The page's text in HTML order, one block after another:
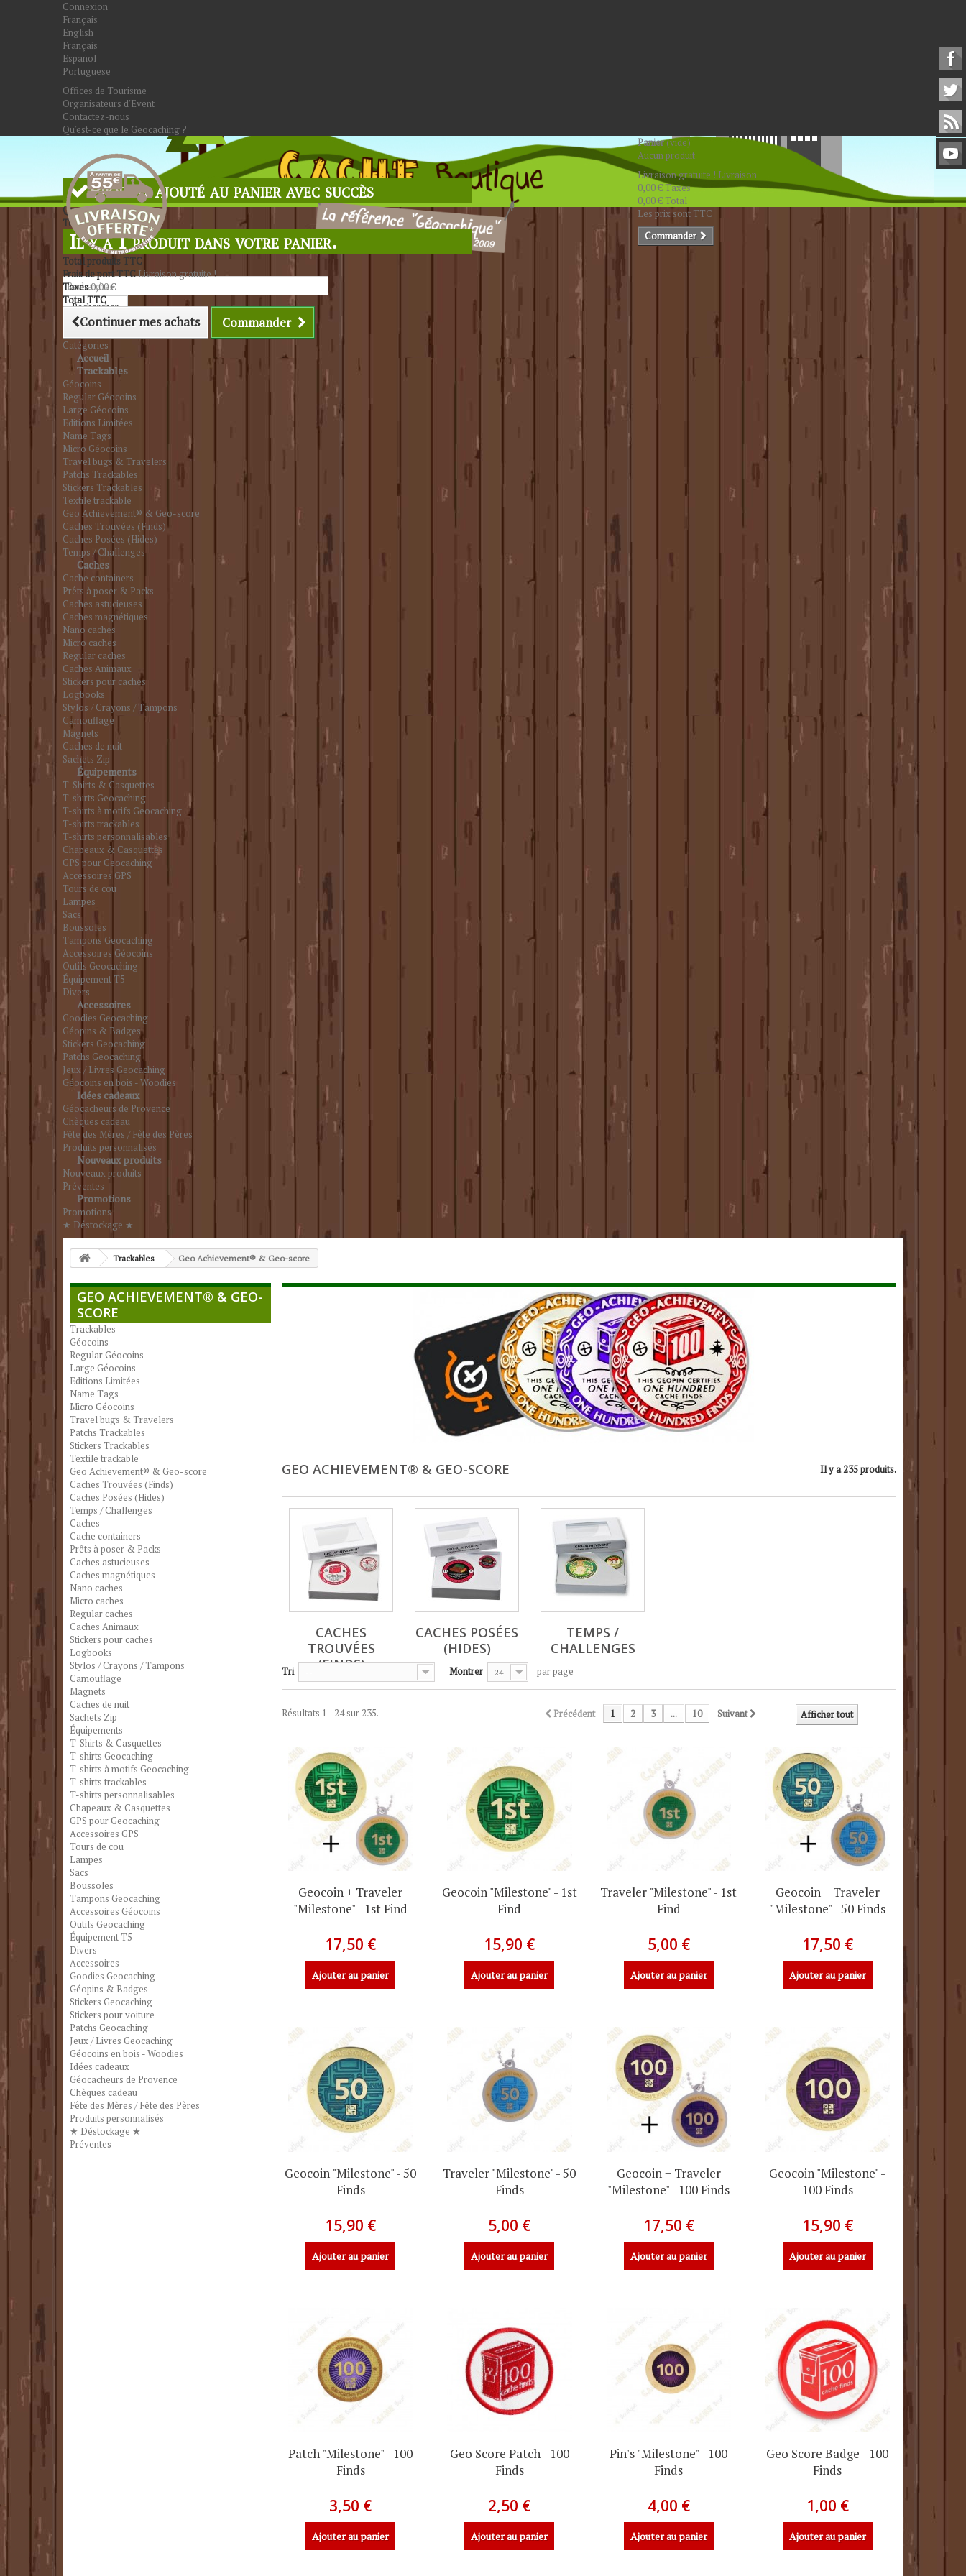
Connexion
Français
English
Français
Español
Portuguese
Offices de Tourisme
Organisateurs d'Event
Contactez-nous
Qu'est-ce que le Geocaching ?
Rechercher
Panier(vide)
Aucun produit
Livraison gratuite ! Livraison
0,00 €Taxes
0,00 € Total
Les prix sont TTC
Commander
Produit ajouté au panier avec succès
Quantité
Total
Il y a 1 produit dans votre panier.
Total produits TTC
Frais de port TTCLivraison gratuite !
Taxes0,00 €
Total TTC
Continuer mes achats Commander
Catégories
Accueil
Trackables
Géocoins
Regular Géocoins
Large Géocoins
Editions Limitées
Name Tags
Micro Géocoins
Travel bugs & Travelers
Patchs Trackables
Stickers Trackables
Textile trackable
Geo Achievement® & Geo-score
Caches Trouvées (Finds)
Caches Posées (Hides)
Temps / Challenges
Caches
Cache containers
Prêts à poser & Packs
Caches astucieuses
Caches magnétiques
Nano caches
Micro caches
Regular caches
Caches Animaux
Stickers pour caches
Logbooks
Stylos / Crayons / Tampons
Camouflage
Magnets
Caches de nuit
Sachets Zip
Équipements
T-Shirts & Casquettes
T-shirts Geocaching
T-shirts à motifs Geocaching
T-shirts trackables
T-shirts personnalisables
Chapeaux & Casquettes
GPS pour Geocaching
Accessoires GPS
Tours de cou
Lampes
Sacs
Boussoles
Tampons Geocaching
Accessoires Géocoins
Outils Geocaching
Équipement T5
Divers
Accessoires
Goodies Geocaching
Géopins & Badges
Stickers Geocaching
Patchs Geocaching
Jeux / Livres Geocaching
Géocoins en bois - Woodies
Idées cadeaux
Géocacheurs de Provence
Chèques cadeau
Fête des Mères / Fête des Pères
Produits personnalisés
Nouveaux produits
Nouveaux produits
Préventes
Promotions
Promotions
★ Déstockage ★
Trackables Geo Achievement® & Geo-score
GEO ACHIEVEMENT® & GEO-
SCORE
Trackables
Géocoins
Regular Géocoins
Large Géocoins
Editions Limitées
Name Tags
Micro Géocoins
Travel bugs & Travelers
Patchs Trackables
Stickers Trackables
Textile trackable
Geo Achievement® & Geo-score
Caches Trouvées (Finds)
Caches Posées (Hides)
Temps / Challenges
Caches
Cache containers
Prêts à poser & Packs
Caches astucieuses
Caches magnétiques
Nano caches
Micro caches
Regular caches
Caches Animaux
Stickers pour caches
Logbooks
Stylos / Crayons / Tampons
Camouflage
Magnets
Caches de nuit
Sachets Zip
Équipements
T-Shirts & Casquettes
T-shirts Geocaching
T-shirts à motifs Geocaching
T-shirts trackables
T-shirts personnalisables
Chapeaux & Casquettes
GPS pour Geocaching
Accessoires GPS
Tours de cou
Lampes
Sacs
Boussoles
Tampons Geocaching
Accessoires Géocoins
Outils Geocaching
Équipement T5
Divers
Accessoires
Goodies Geocaching
Géopins & Badges
Stickers Geocaching
Stickers pour voiture
Patchs Geocaching
Jeux / Livres Geocaching
Géocoins en bois - Woodies
Idées cadeaux
Géocacheurs de Provence
Chèques cadeau
Fête des Mères / Fête des Pères
Produits personnalisés
★ Déstockage ★
Préventes
GEO ACHIEVEMENT® & GEO-SCORE Il y a 235 produits.
CACHES
TROUVÉES
(FINDS)
CACHES POSÉES
(HIDES)
TEMPS /
CHALLENGES
Tri -- Montrer 24 par page
Afficher tout
Précédent 1 2 3 ... 10 Suivant
Résultats 1 - 24 sur 235.
Geocoin + Traveler
"Milestone" - 1st Find
17,50 €
Ajouter au panier
Geocoin "Milestone" - 1st
Find
15,90 €
Ajouter au panier
Traveler "Milestone" - 1st
Find
5,00 €
Ajouter au panier
Geocoin + Traveler
"Milestone" - 50 Finds
17,50 €
Ajouter au panier
Geocoin "Milestone" - 50
Finds
15,90 €
Ajouter au panier
Traveler "Milestone" - 50
Finds
5,00 €
Ajouter au panier
Geocoin + Traveler
"Milestone" - 100 Finds
17,50 €
Ajouter au panier
Geocoin "Milestone" -
100 Finds
15,90 €
Ajouter au panier
Patch "Milestone" - 100
Finds
3,50 €
Ajouter au panier
Geo Score Patch - 100
Finds
2,50 €
Ajouter au panier
Pin's "Milestone" - 100
Finds
4,00 €
Ajouter au panier
Geo Score Badge - 100
Finds
1,00 €
Ajouter au panier